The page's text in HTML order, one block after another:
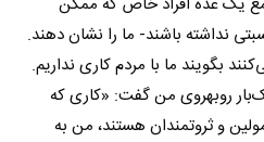
نداشته باشند- ما را نشان دهند.
بگویند ما با مردم کاری نداریم.
یک هنرمند هنرهای تجسمی یک‌بار روبه‎روی من گفت: «کاری که
و ثروتمندان هستند، من به